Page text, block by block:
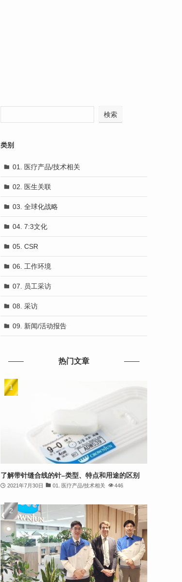
検索
类别
01. 医疗产品/技术相关
02. 医生关联
03. 全球化战略
04. 7:3文化
05. CSR
06. 工作环境
07. 员工采访
08. 采访
09. 新闻/活动报告
热门文章
了解带针缝合线的针–类型、特点和用途的区别
2021年7月30日 01. 医疗产品/技术相关 446